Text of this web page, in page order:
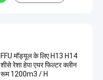
FFU मॉड्यूल के लिए H13 H14
शीसे रेशा हेपा एयर फिल्टर क्लीन
रूम 1200m3 / H